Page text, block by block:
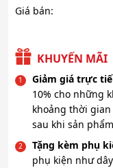
Giá bán:
KHUYẾN MÃI
Giảm giá trực
10% cho những
khoảng thời
sau khi sản
Tặng kèm phụ
phụ kiện như